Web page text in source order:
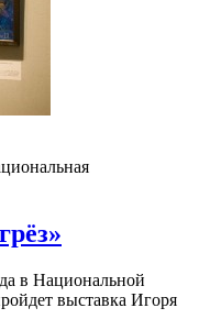
в Национальной
выставка Игоря